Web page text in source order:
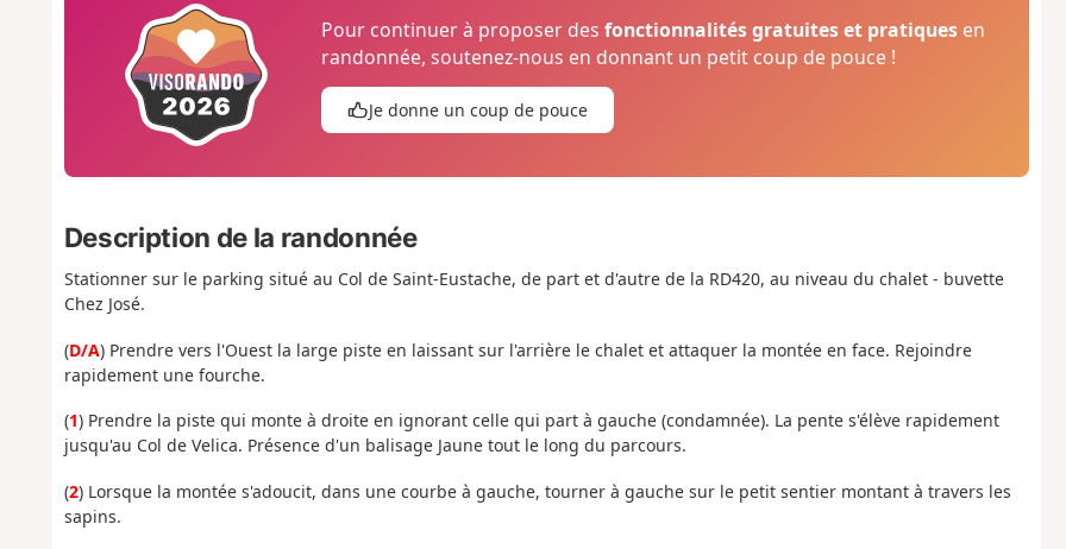
Pour continuer à proposer desfonctionnalités gratuites et pratiques en
randonnée, soutenez-nous en donnant un petit coup de pouce !
Je donne un coup de pouce
Description de la randonnée
Stationner sur le parking situé au Col de Saint-Eustache, de part et d'autre de la RD420, au niveau du chalet - buvette
Chez José.
(D/A) Prendre vers l'Ouest la large piste en laissant sur l'arrière le chalet et attaquer la montée en face. Rejoindre
rapidement une fourche.
(1) Prendre la piste qui monte à droite en ignorant celle qui part à gauche (condamnée). La pente s'élève rapidement
jusqu'au Col de Velica. Présence d'un balisage Jaune tout le long du parcours.
(2) Lorsque la montée s'adoucit, dans une courbe à gauche, tourner à gauche sur le petit sentier montant à travers les
sapins.